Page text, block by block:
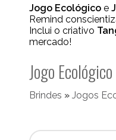
Jogo Ecológico e
Remind
Inclui o criativo
mercado!
Jogo
Brindes »Jogos